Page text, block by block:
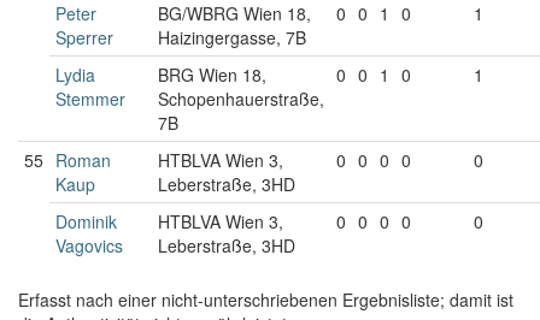
Peter
Sperrer
BG/WBRG Wien 18,
Haizingergasse, 7B
0 0 1 0 1
Lydia
Stemmer
BRG Wien 18,
Schopenhauerstraße,
7B
0 0 1 0 1
55 Roman
Kaup
HTBLVA Wien 3,
Leberstraße, 3HD
0 0 0 0 0
Dominik
Vagovics
HTBLVA Wien 3,
Leberstraße, 3HD
0 0 0 0 0
Erfasst nach einer nicht-unterschriebenen Ergebnisliste; damit ist